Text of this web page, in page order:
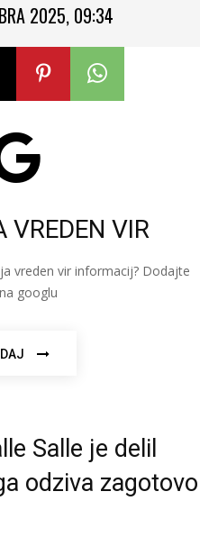
2025, 09:34
VREDEN VIR
vreden vir informacij? Dodajte
googlu
Salle je delil
odziva zagotovo